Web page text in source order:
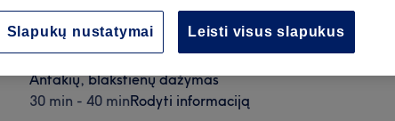
Antakių korekcija
Antakių, blakstienų dažymas
30 min - 40 minRodyti informaciją
Leisti visus slapukus
Slapukų nustatymai